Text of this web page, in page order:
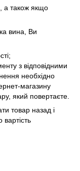
а також якщо
вина, Ви
з відповідними
необхідно
магазину
який повертаєте.
товар назад і